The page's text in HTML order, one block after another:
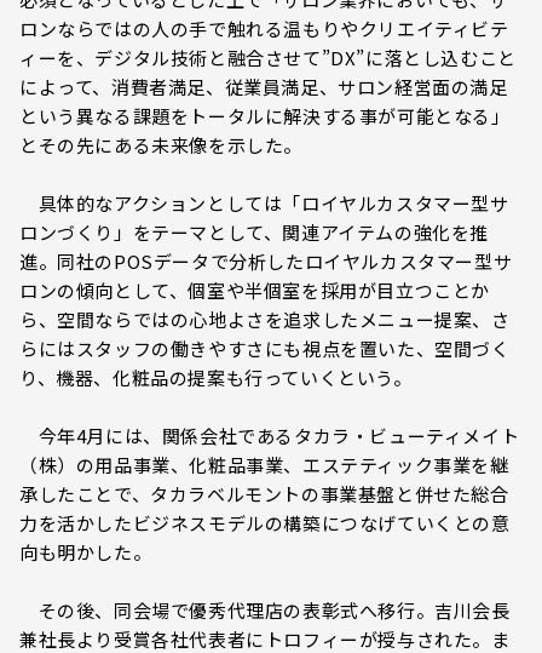
ロンならではの人の手で触れる温もりやクリエイティビテ
ィーを、デジタル技術と融合させて”DX”に落とし込むこと
によって、消費者満足、従業員満足、サロン経営面の満足
という異なる課題をトータルに解決する事が可能となる」
とその先にある未来像を示した。
具体的なアクションとしては「ロイヤルカスタマー型サ
ロンづくり」をテーマとして、関連アイテムの強化を推
進。同社のPOSデータで分析したロイヤルカスタマー型サ
ロンの傾向として、個室や半個室を採用が目立つことか
ら、空間ならではの心地よさを追求したメニュー提案、さ
らにはスタッフの働きやすさにも視点を置いた、空間づく
り、機器、化粧品の提案も行っていくという。
今年4月には、関係会社であるタカラ・ビューティメイト
（株）の用品事業、化粧品事業、エステティック事業を継
承したことで、タカラベルモントの事業基盤と併せた総合
力を活かしたビジネスモデルの構築につなげていくとの意
向も明かした。
その後、同会場で優秀代理店の表彰式へ移行。吉川会長
兼社長より受賞各社代表者にトロフィーが授与された。ま